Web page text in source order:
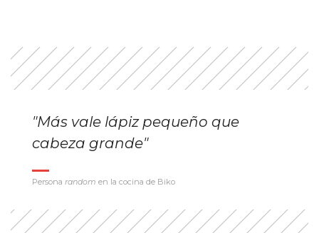
"Más vale lápiz pequeño que
cabeza grande"
Persona random en la cocina de Biko